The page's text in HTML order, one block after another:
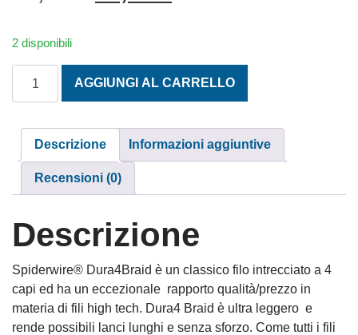
2 disponibili
AGGIUNGI AL CARRELLO
Descrizione Informazioni aggiuntive
Recensioni (0)
Descrizione
Spiderwire® Dura4Braid è un classico filo intrecciato a 4
capi ed ha un eccezionale rapporto qualità/prezzo in
materia di fili high tech. Dura4 Braid è ultra leggero e
rende possibili lanci lunghi e senza sforzo. Come tutti i fili